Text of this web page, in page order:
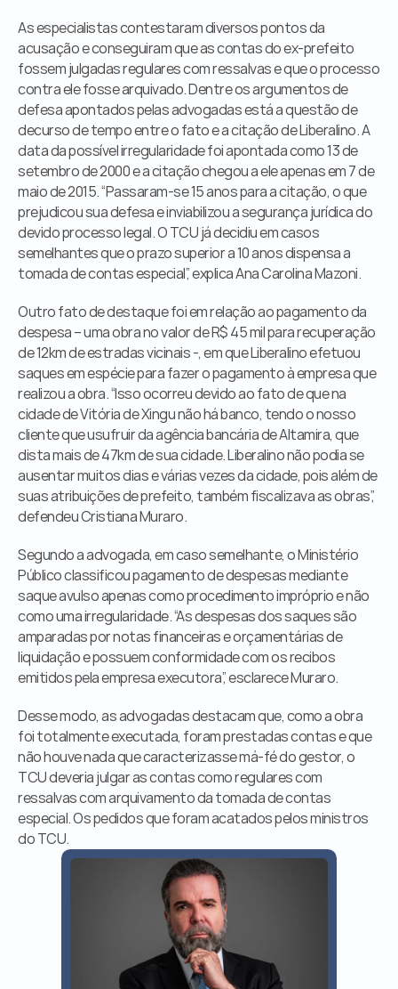
As especialistas contestaram diversos pontos da
acusação e conseguiram que as contas do ex-prefeito
fossem julgadas regulares com ressalvas e que o processo
contra ele fosse arquivado. Dentre os argumentos de
defesa apontados pelas advogadas está a questão de
decurso de tempo entre o fato e a citação de Liberalino. A
data da possível irregularidade foi apontada como 13 de
setembro de 2000 e a citação chegou a ele apenas em 7 de
maio de 2015. “Passaram-se 15 anos para a citação, o que
prejudicou sua defesa e inviabilizou a segurança jurídica do
devido processo legal. O TCU já decidiu em casos
semelhantes que o prazo superior a 10 anos dispensa a
tomada de contas especial”, explica Ana Carolina Mazoni.
Outro fato de destaque foi em relação ao pagamento da
despesa – uma obra no valor de R$ 45 mil para recuperação
de 12km de estradas vicinais -, em que Liberalino efetuou
saques em espécie para fazer o pagamento à empresa que
realizou a obra. “Isso ocorreu devido ao fato de que na
cidade de Vitória de Xingu não há banco, tendo o nosso
cliente que usufruir da agência bancária de Altamira, que
dista mais de 47km de sua cidade. Liberalino não podia se
ausentar muitos dias e várias vezes da cidade, pois além de
suas atribuições de prefeito, também fiscalizava as obras”,
defendeu Cristiana Muraro.
Segundo a advogada, em caso semelhante, o Ministério
Público classificou pagamento de despesas mediante
saque avulso apenas como procedimento impróprio e não
como uma irregularidade. “As despesas dos saques são
amparadas por notas financeiras e orçamentárias de
liquidação e possuem conformidade com os recibos
emitidos pela empresa executora”, esclarece Muraro.
Desse modo, as advogadas destacam que, como a obra
foi totalmente executada, foram prestadas contas e que
não houve nada que caracterizasse má-fé do gestor, o
TCU deveria julgar as contas como regulares com
ressalvas com arquivamento da tomada de contas
especial. Os pedidos que foram acatados pelos ministros
do TCU.